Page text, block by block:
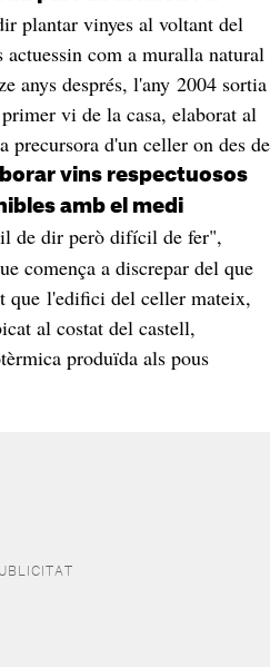
plantar vinyes al voltant del
com a muralla natural
anys després, l'any 2004 sortia
vi de la casa, elaborat al
precursora d'un celler on des de
vins respectuosos
amb el medi
de dir però difícil de fer",
comença a discrepar del que
que l'edifici del celler mateix,
al costat del castell,
produïda als pous